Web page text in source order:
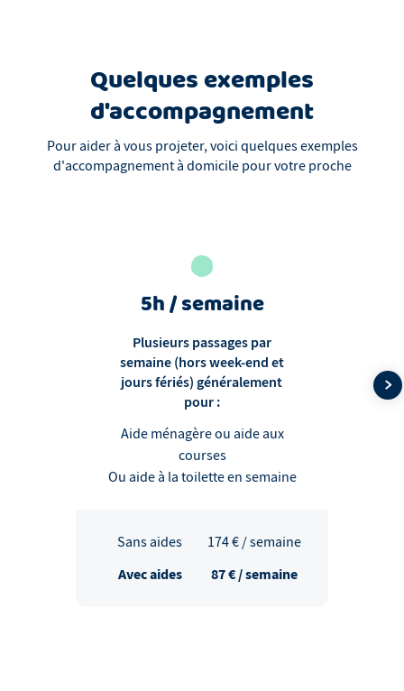
Quelques exemples
d'accompagnement
Pour aider à vous projeter, voici quelques exemples
d'accompagnement à domicile pour votre proche
5h / semaine
Plusieurs passages par
semaine (hors week-end et
jours fériés) généralement
pour :
Aide ménagère ou aide aux
courses
Ou aide à la toilette en semaine
Sans aides 174€ / semaine
Avec aides 87€ / semaine